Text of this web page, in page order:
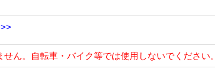
せん。自転車・バイク等では使用しないでください。